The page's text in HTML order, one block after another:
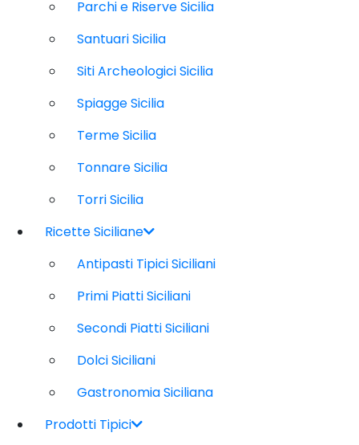
Parchi e Riserve Sicilia
Santuari Sicilia
Siti Archeologici Sicilia
Spiagge Sicilia
Terme Sicilia
Tonnare Sicilia
Torri Sicilia
Ricette Siciliane
Antipasti Tipici Siciliani
Primi Piatti Siciliani
Secondi Piatti Siciliani
Dolci Siciliani
Gastronomia Siciliana
Prodotti Tipici